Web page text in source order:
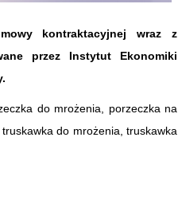
kontraktacyjnej wraz z
przez Instytut Ekonomiki
do mrożenia, porzeczka na
do mrożenia, truskawka